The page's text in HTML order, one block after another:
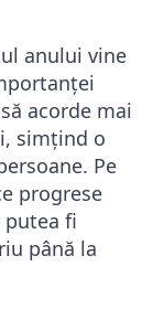
anului vine
acorde mai
simțind o
Pe
progrese
fi
până la